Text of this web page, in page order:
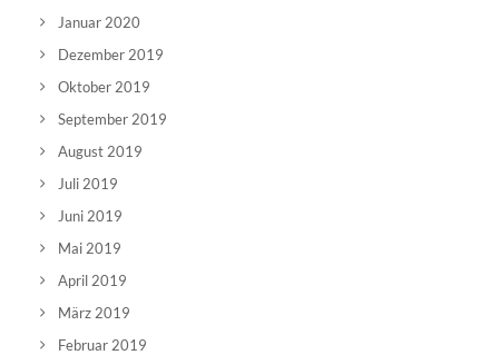
Januar 2020
Dezember 2019
Oktober 2019
September 2019
August 2019
Juli 2019
Juni 2019
Mai 2019
April 2019
März 2019
Februar 2019